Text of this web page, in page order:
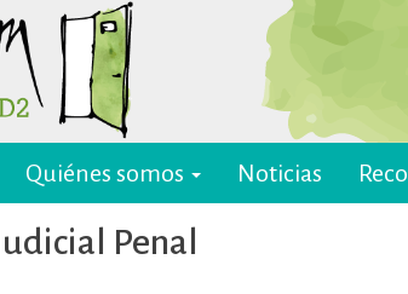
la Memoria y los
exD2 (EPM
recuperado para
difusión de la
Quiénes somos Noticias
Penal